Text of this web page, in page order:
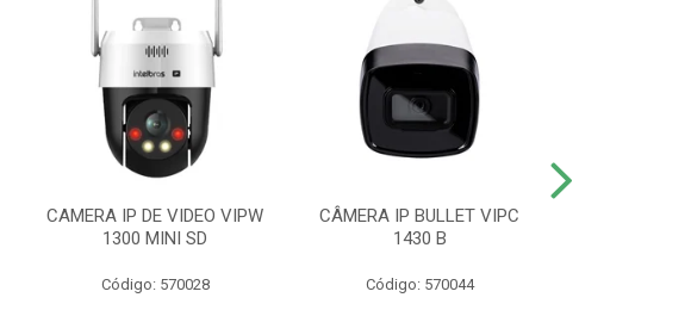
CAMERA IP DE VIDEO VIPW
1300 MINI SD
Código: 570028
CÂMERA IP BULLET VIPC
1430 B
Código: 570044